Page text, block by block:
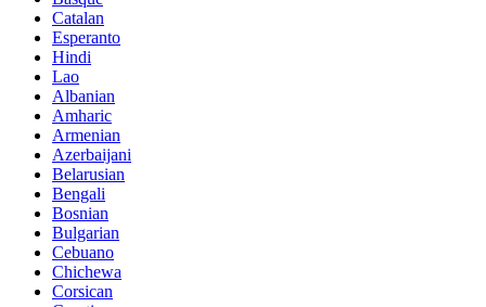
Catalan
Esperanto
Hindi
Lao
Albanian
Amharic
Armenian
Azerbaijani
Belarusian
Bengali
Bosnian
Bulgarian
Cebuano
Chichewa
Corsican